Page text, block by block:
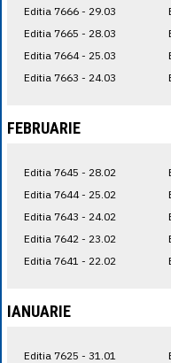
Editia 7666 - 29.03
Editia 7665 - 28.03
Editia 7664 - 25.03
Editia 7663 - 24.03
FEBRUARIE
Editia 7645 - 28.02
Editia 7644 - 25.02
Editia 7643 - 24.02
Editia 7642 - 23.02
Editia 7641 - 22.02
IANUARIE
Editia 7625 - 31.01